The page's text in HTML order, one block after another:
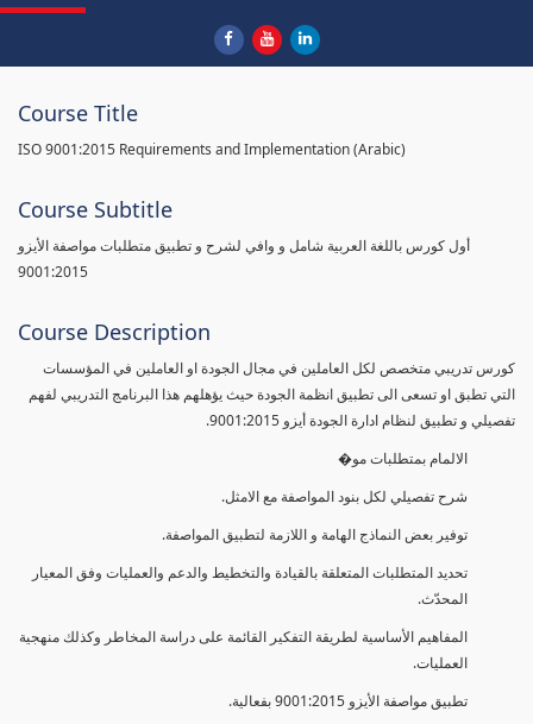
Course Title
ISO 9001:2015 Requirements and Implementation (Arabic)
Course Subtitle
أول كورس باللغة العربية شامل و وافي لشرح و تطبيق متطلبات مواصفة الأيزو
9001:2015
Course Description
كورس تدريبي متخصص لكل العاملين في مجال الجودة او العاملين في المؤسسات
التي تطبق او تسعى الى تطبيق انظمة الجودة حيث يؤهلهم هذا البرنامج التدريبي لفهم
تفصيلي و تطبيق لنظام ادارة الجودة أيزو 9001:2015.
الالمام بمتطلبات مو�
شرح تفصيلي لكل بنود المواصفة مع الامثل.
توفير بعض النماذج الهامة و اللازمة لتطبيق المواصفة.
تحديد المتطلبات المتعلقة بالقيادة والتخطيط والدعم والعمليات وفق المعيار
المحدّث.
المفاهيم الأساسية لطريقة التفكير القائمة على دراسة المخاطر وكذلك منهجية
العمليات.
تطبيق مواصفة الأيزو 9001:2015 بفعالية.